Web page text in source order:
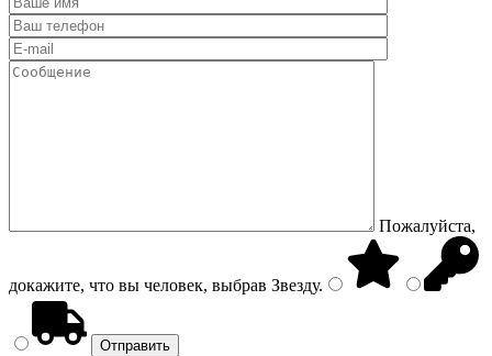
Пожалуйста,
докажите, что вы человек, выбрав Звезду.